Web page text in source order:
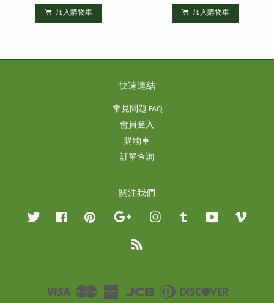
加入購物車 加入購物車
快速連結
常見問題 FAQ
會員登入
購物車
訂單查詢
關注我們
Twitter Facebook Pinterest Google InstagramTumblr YouTube
Visa Master
American
JCB
Diners